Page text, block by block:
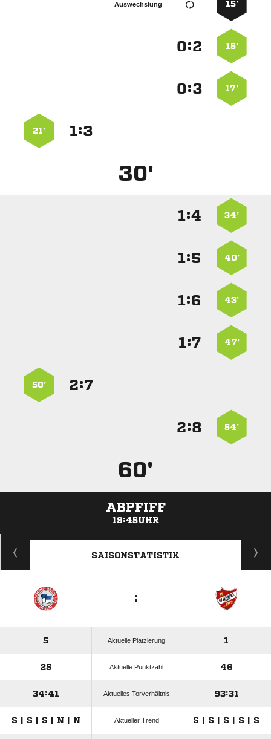
15’
Auswechslung
15’
:
17’
:
:
21’
30'
34’
:
40’
:
43’
:
47’
:
:
50’
54’
:
60'
ABPFIFF
19:45UHR
ANZEIGE
SAISONSTATISTIK
:
5 Aktuelle Platzierung 1
25 Aktuelle Punktzahl 46
34:41 Aktuelles Torverhältnis 93:31
S | S | S | N | N Aktueller Trend S | S | S | S | S